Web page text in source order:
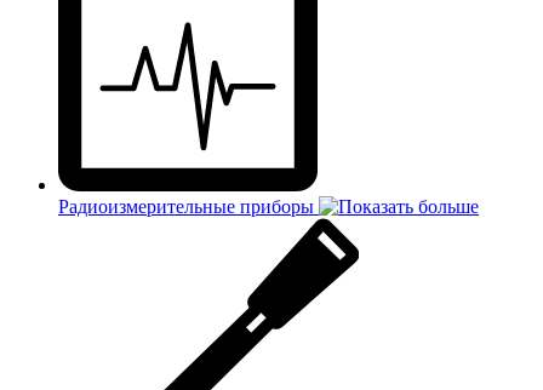
Радиоизмерительные приборы